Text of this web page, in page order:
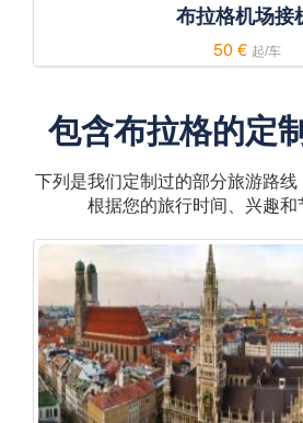
布拉格机场接
50 € 起/车
包含布拉格的定
下列是我们定制过的部分旅游路
根据您的旅行时间、兴趣